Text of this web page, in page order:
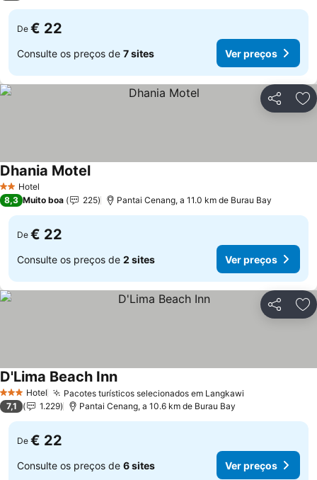
De € 22
Consulte os preços de 7 sites Ver preços
Partilhar
2 Estrelas
Hotel
Dhania MotelVer preços
8,3 Muito boa 225 Pantai Cenang, a 11.0 km de Burau Bay
De € 22
Consulte os preços de 2 sites Ver preços
Partilhar
3 EstrelasHotel Pacotes turísticos selecionados em Langkawi
D'Lima Beach InnVer preços
7,1 1.229 Pantai Cenang, a 10.6 km de Burau Bay
De € 22
Consulte os preços de 6 sites Ver preços